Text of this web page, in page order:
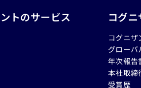
トのサービス コグ
コグニザ
グローバ
年次報告
本社取締
受賞歴